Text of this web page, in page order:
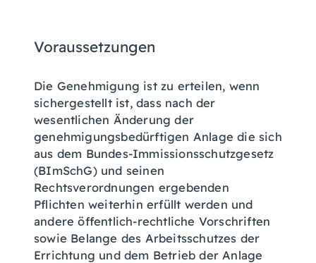
Voraussetzungen
Die Genehmigung ist zu erteilen, wenn
sichergestellt ist, dass nach der
wesentlichen Änderung der
genehmigungsbedürftigen Anlage die sich
aus dem Bundes-Immissionsschutzgesetz
(BImSchG) und seinen
Rechtsverordnungen ergebenden
Pflichten weiterhin erfüllt werden und
andere öffentlich-rechtliche Vorschriften
sowie Belange des Arbeitsschutzes der
Errichtung und dem Betrieb der Anlage